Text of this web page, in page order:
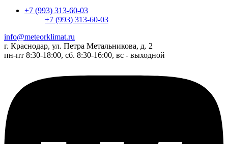
+7 (993) 313-60-03
+7 (993) 313-60-03
info@meteorklimat.ru
г. Краснодар, ул. Петра Метальникова, д. 2
пн-пт 8:30-18:00, сб. 8:30-16:00, вс - выходной